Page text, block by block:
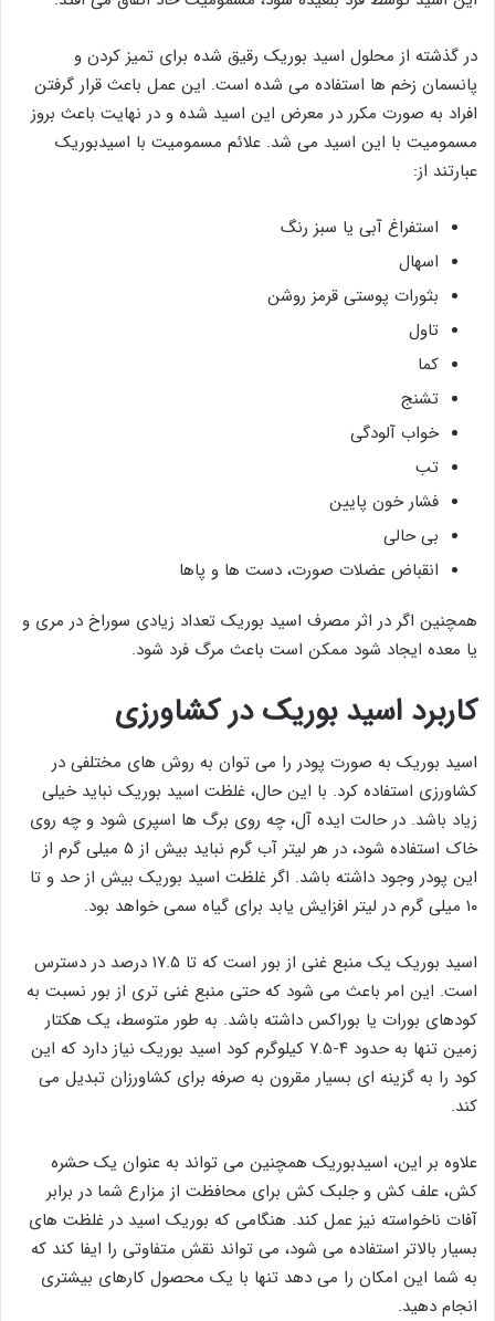
در گذشته از محلول اسید بوریک رقیق شده برای تمیز کردن و
پانسمان زخم ها استفاده می شده است. این عمل باعث قرار گرفتن
افراد به صورت مکرر در معرض این اسید شده و در نهایت باعث بروز
مسمومیت با این اسید می شد. علائم مسمومیت با اسیدبوریک
عبارتند از:
استفراغ آبی یا سبز رنگ
اسهال
بثورات پوستی قرمز روشن
تاول
کما
تشنج
خواب آلودگی
تب
فشار خون پایین
بی حالی
انقباض عضلات صورت، دست ها و پاها
همچنین اگر در اثر مصرف اسید بوریک تعداد زیادی سوراخ در مری و
یا معده ایجاد شود ممکن است باعث مرگ فرد شود.
کاربرد اسید بوریک در کشاورزی
اسید بوریک به صورت پودر را می توان به روش های مختلفی در
کشاورزی استفاده کرد. با این حال، غلظت اسید بوریک نباید خیلی
زیاد باشد. در حالت ایده آل، چه روی برگ ها اسپری شود و چه روی
خاک استفاده شود، در هر لیتر آب گرم نباید بیش از ۵ میلی گرم از
این پودر وجود داشته باشد. اگر غلظت اسید بوریک بیش از حد و تا
۱۰ میلی گرم در لیتر افزایش یابد برای گیاه سمی خواهد بود.
اسید بوریک یک منبع غنی از بور است که تا ۱۷.۵ درصد در دسترس
است. این امر باعث می‌ شود که حتی منبع غنی‌ تری از بور نسبت به
کودهای بورات یا بوراکس داشته باشد. به طور متوسط، یک هکتار
زمین تنها به حدود ۴-۷.۵ کیلوگرم کود اسید بوریک نیاز دارد که این
کود را به گزینه ای بسیار مقرون به صرفه برای کشاورزان تبدیل می
کند.
علاوه بر این، اسیدبوریک همچنین می تواند به عنوان یک حشره
کش، علف کش و جلبک کش برای محافظت از مزارع شما در برابر
آفات ناخواسته نیز عمل کند. هنگامی که بوریک اسید در غلظت های
بسیار بالاتر استفاده می شود، می تواند نقش متفاوتی را ایفا کند که
به شما این امکان را می دهد تنها با یک محصول کارهای بیشتری
انجام دهید.